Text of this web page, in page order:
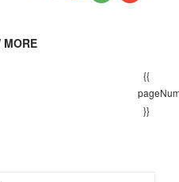
MORE
{{
}}